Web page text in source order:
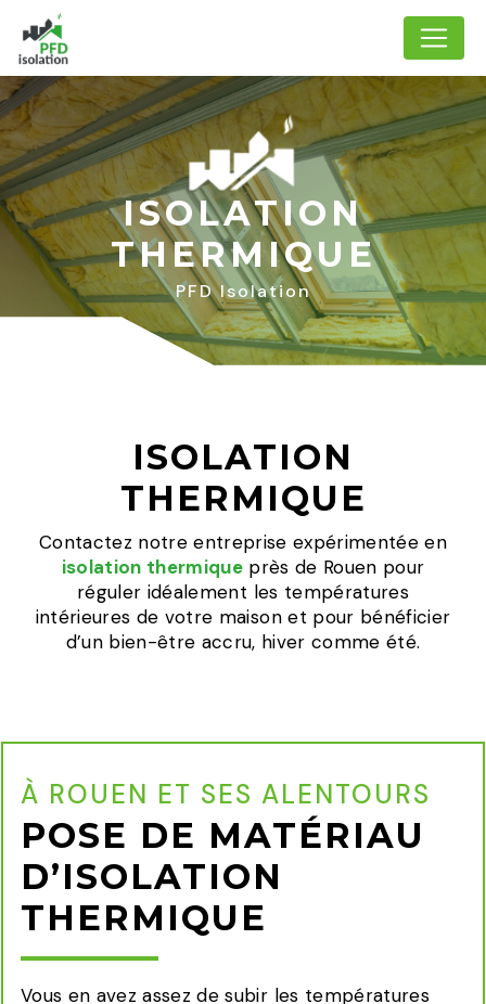
ISOLATION
THERMIQUE
PFD Isolation
ISOLATION
THERMIQUE
Contactez notre entreprise expérimentée en
isolation thermique près de Rouen pour
réguler idéalement les températures
intérieures de votre maison et pour bénéficier
d’un bien-être accru, hiver comme été.
À ROUEN ET SES ALENTOURS
POSE DE MATÉRIAU
D’ISOLATION
THERMIQUE
Vous en avez assez de subir les températures
Panneau de gestion des cookies